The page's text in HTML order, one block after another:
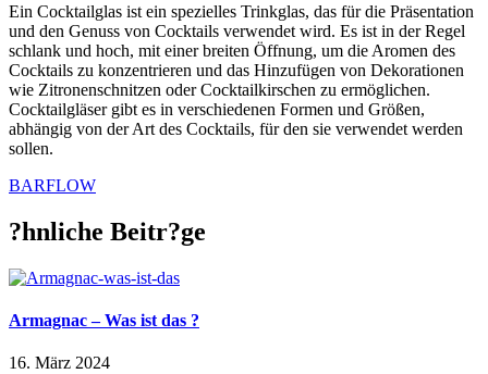
Ein Cocktailglas ist ein spezielles Trinkglas, das für die Präsentation
und den Genuss von Cocktails verwendet wird. Es ist in der Regel
schlank und hoch, mit einer breiten Öffnung, um die Aromen des
Cocktails zu konzentrieren und das Hinzufügen von Dekorationen
wie Zitronenschnitzen oder Cocktailkirschen zu ermöglichen.
Cocktailgläser gibt es in verschiedenen Formen und Größen,
abhängig von der Art des Cocktails, für den sie verwendet werden
sollen.
BARFLOW
?hnliche Beitr?ge
Armagnac – Was ist das ?
16. März 2024